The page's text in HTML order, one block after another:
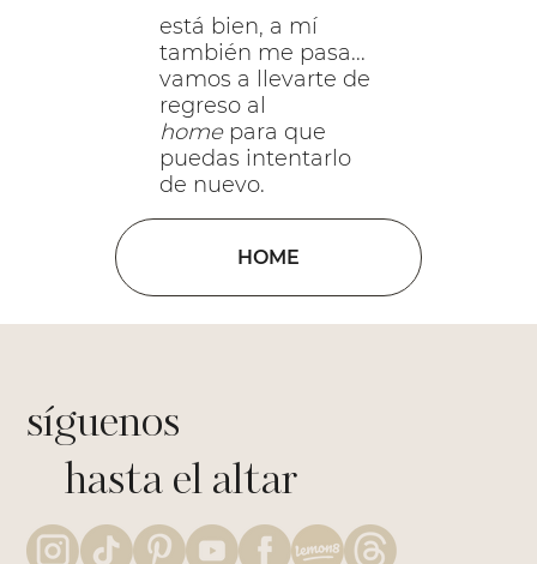
HOME
está bien, a mí
también me pasa...
vamos a llevarte de
regreso al
homepara que
puedas intentarlo
de nuevo.
síguenos
hasta el altar